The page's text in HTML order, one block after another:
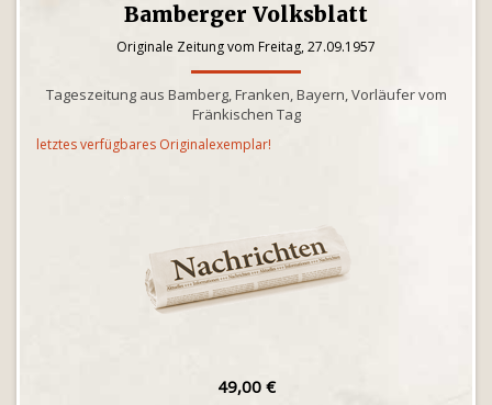
Bamberger Volksblatt
Originale Zeitung vom Freitag, 27.09.1957
Tageszeitung aus Bamberg, Franken, Bayern, Vorläufer vom
Fränkischen Tag
letztes verfügbares Originalexemplar!
49,00 €